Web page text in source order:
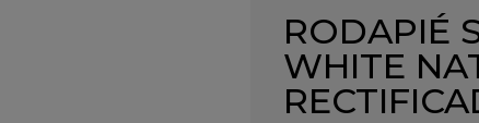
RODAPIÉ
WHITE